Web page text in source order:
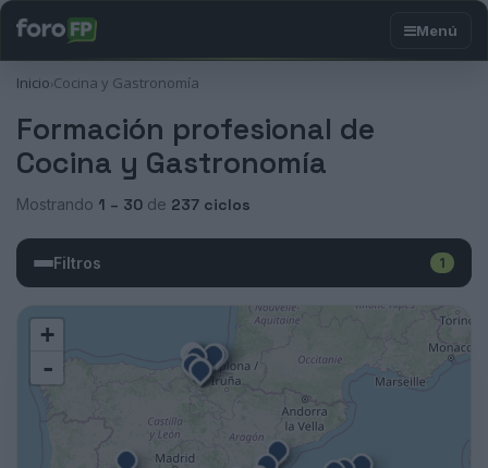
Inicio›Cocina y Gastronomía
Formación profesional de
Cocina y Gastronomía
Mostrando 1 – 30 de 237 ciclos
Filtros 1
+
-